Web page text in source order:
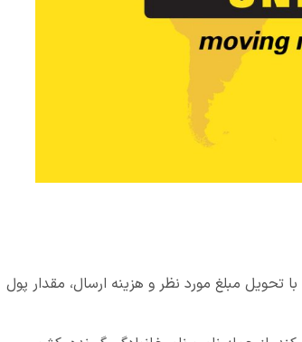
تحویل مبلغ مورد نظر و هزینه ارسال، مقدار پول